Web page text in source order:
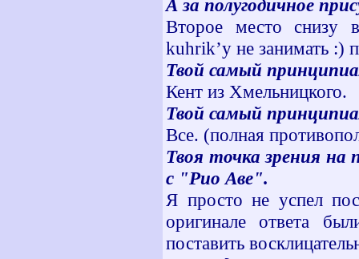
А за полугодичное
Второе место снизу
kuhrik’у не занимать :)
Твой самый
Кент из Хмельницкого.
Твой самый
Все. (полная
Твоя точка зрения
с "Рио Аве".
Я просто не успел
оригинале ответа
поставить